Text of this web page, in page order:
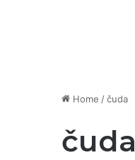
Home /čuda
čuda